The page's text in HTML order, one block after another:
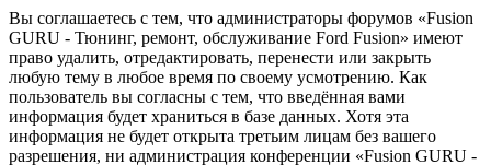
Вы соглашаетесь с тем, что администраторы форумов «Fusion
GURU - Тюнинг, ремонт, обслуживание Ford Fusion» имеют
право удалить, отредактировать, перенести или закрыть
любую тему в любое время по своему усмотрению. Как
пользователь вы согласны с тем, что введённая вами
информация будет храниться в базе данных. Хотя эта
информация не будет открыта третьим лицам без вашего
разрешения, ни администрация конференции «Fusion GURU -